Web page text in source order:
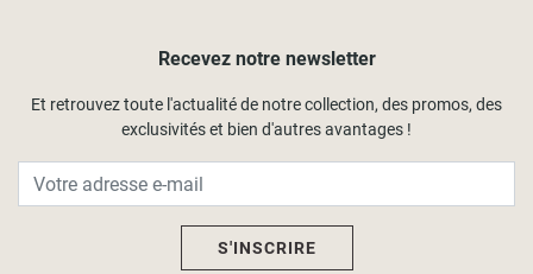
Recevez notre newsletter
Et retrouvez toute l'actualité de notre collection, des promos, des
exclusivités et bien d'autres avantages !
S'INSCRIRE